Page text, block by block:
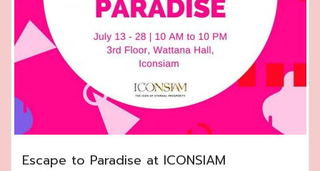
Escape to Paradise at ICONSIAM